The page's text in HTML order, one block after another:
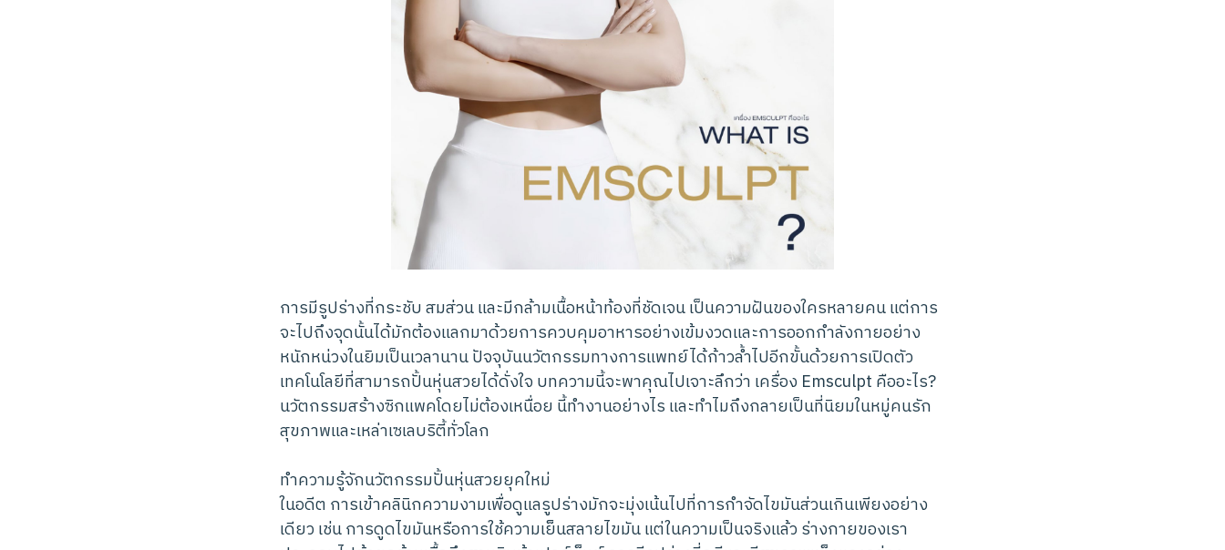
การมีรูปร่างที่กระชับ สมส่วน และมีกล้ามเนื้อหน้าท้องที่ชัดเจน เป็นความฝันของใครหลายคน แต่การ
จะไปถึงจุดนั้นได้มักต้องแลกมาด้วยการควบคุมอาหารอย่างเข้มงวดและการออกกำลังกายอย่าง
หนักหน่วงในยิมเป็นเวลานาน ปัจจุบันนวัตกรรมทางการแพทย์ได้ก้าวล้ำไปอีกขั้นด้วยการเปิดตัว
เทคโนโลยีที่สามารถปั้นหุ่นสวยได้ดั่งใจ บทความนี้จะพาคุณไปเจาะลึกว่า เครื่อง Emsculpt คืออะไร?
นวัตกรรมสร้างซิกแพคโดยไม่ต้องเหนื่อย นี้ทำงานอย่างไร และทำไมถึงกลายเป็นที่นิยมในหมู่คนรัก
สุขภาพและเหล่าเซเลบริตี้ทั่วโลก
ทำความรู้จักนวัตกรรมปั้นหุ่นสวยยุคใหม่
ในอดีต การเข้าคลินิกความงามเพื่อดูแลรูปร่างมักจะมุ่งเน้นไปที่การกำจัดไขมันส่วนเกินเพียงอย่าง
เดียว เช่น การดูดไขมันหรือการใช้ความเย็นสลายไขมัน แต่ในความเป็นจริงแล้ว ร่างกายของเรา